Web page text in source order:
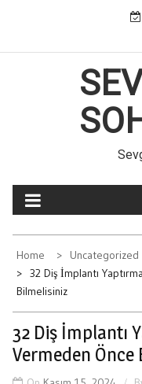
content
Home
Uncategorized
32 Diş İmplantı
Bilmelisiniz
32 Diş İmplantı
Vermeden